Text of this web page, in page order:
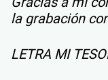
la grabación
LETRA MI